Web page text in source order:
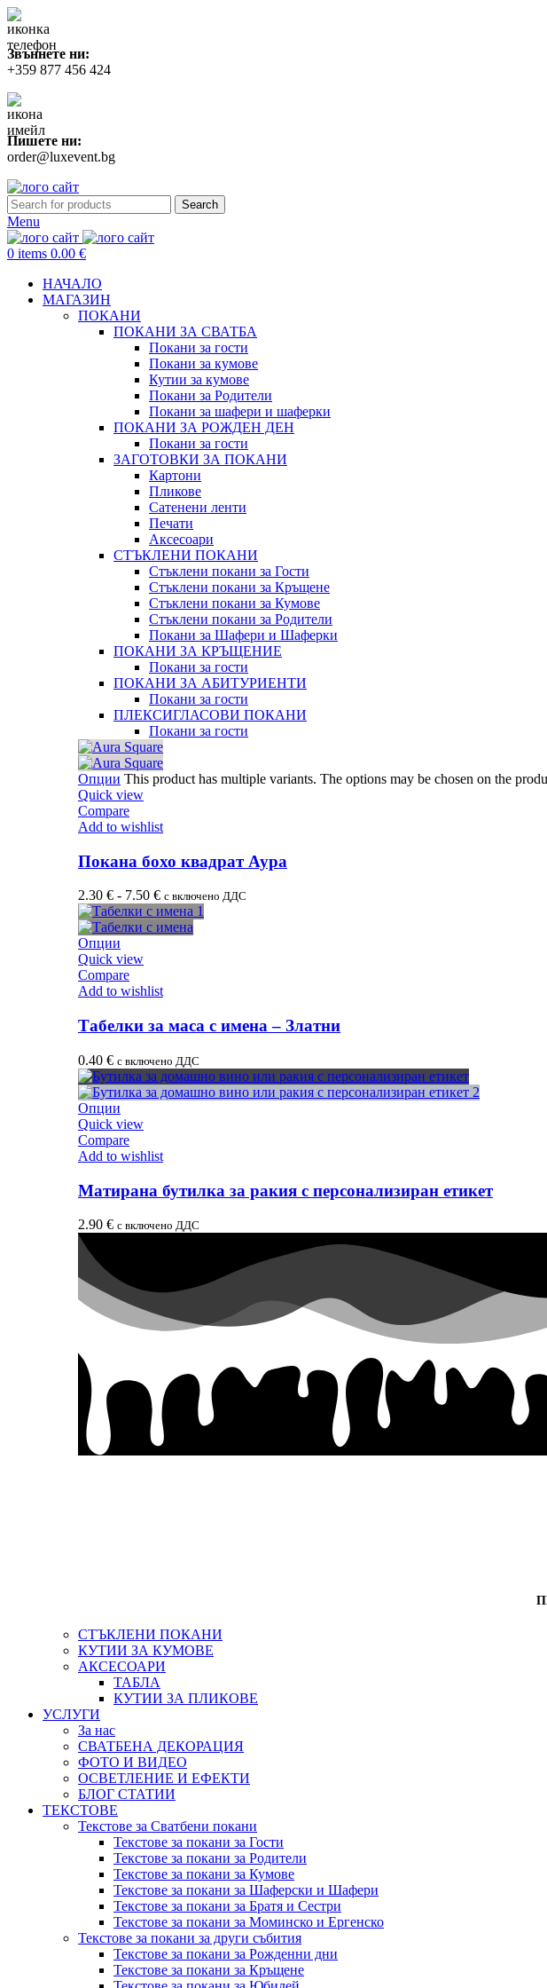
Звъннете ни:
+359 877 456 424
Пишете ни:
order@luxevent.bg
Search
Menu
0 items 0.00 €
НАЧАЛО
МАГАЗИН
ПОКАНИ
ПОКАНИ ЗА СВАТБA
Покани за гости
Покани за кумове
Кутии за кумове
Покани за Родители
Покани за шафери и шаферки
ПОКАНИ ЗА РОЖДЕН ДЕН
Покани за гости
ЗАГОТОВКИ ЗА ПОКАНИ
Картони
Пликове
Сатенени ленти
Печати
Аксесоари
СТЪКЛЕНИ ПОКАНИ
Стъклени покани за Гости
Стъклени покани за Кръщене
Стъклени покани за Кумове
Стъклени покани за Родители
Покани за Шафери и Шаферки
ПОКАНИ ЗА КРЪЩЕНИЕ
Покани за гости
ПОКАНИ ЗА АБИТУРИЕНТИ
Покани за гости
ПЛЕКСИГЛАСОВИ ПОКАНИ
Покани за гости
Опции This product has multiple variants. The options may be chosen on the
Quick view
Compare
Add to wishlist
Покана бохо квадрат Аура
2.30 € - 7.50 € с включено ДДС
Опции
Quick view
Compare
Add to wishlist
Табелки за маса с имена – Златни
0.40 € с включено ДДС
Опции
Quick view
Compare
Add to wishlist
Матирана бутилка за ракия с персонализиран етикет
2.90 € с включено ДДС
СТЪКЛЕНИ ПОКАНИ
КУТИИ ЗА КУМОВЕ
АКСЕСОАРИ
ТАБЛА
КУТИИ ЗА ПЛИКОВЕ
УСЛУГИ
За нас
СВАТБЕНА ДЕКОРАЦИЯ
ФОТО И ВИДЕО
ОСВЕТЛЕНИЕ И ЕФЕКТИ
БЛОГ СТАТИИ
ТЕКСТОВЕ
Текстове за Сватбени покани
Текстове за покани за Гости
Текстове за покани за Родители
Текстове за покани за Кумове
Текстове за покани за Шаферски и Шафери
Текстове за покани за Братя и Сестри
Текстове за покани за Моминско и Ергенско
Текстове за покани за други събития
Текстове за покани за Рожденни дни
Текстове за покани за Кръщене